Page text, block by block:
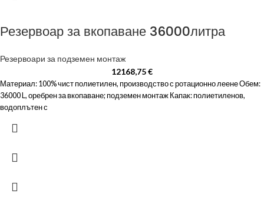
Резервоар за вкопаване 36000литра
Резервоари за подземен монтаж
12168,75€
Материал: 100% чист полиетилен, производство с ротационно леене Обем:
36000 L, оребрен за вкопаване; подземен монтаж Капак: полиетиленов,
водоплътен с